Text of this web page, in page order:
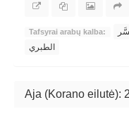
Tafsyrai arabų kalba:
الطبري
Aja (Korano eilutė): 2